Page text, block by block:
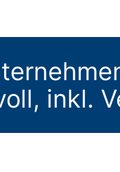
inkl.